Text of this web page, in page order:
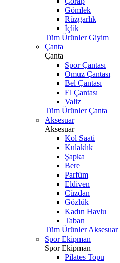
Gömlek
Rüzgarlık
İçlik
Tüm Ürünler Giyim
Çanta
Çanta
Spor Çantası
Omuz Çantası
Bel Çantası
El Çantası
Valiz
Tüm Ürünler Çanta
Aksesuar
Aksesuar
Kol Saati
Kulaklık
Şapka
Bere
Parfüm
Eldiven
Cüzdan
Gözlük
Kadın Havlu
Taban
Tüm Ürünler Aksesuar
Spor Ekipman
Spor Ekipman
Pilates Topu